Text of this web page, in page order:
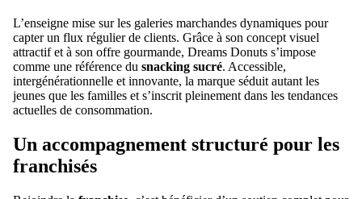
L’enseigne mise sur les galeries marchandes dynamiques pour
capter un flux régulier de clients. Grâce à son concept visuel
attractif et à son offre gourmande, Dreams Donuts s’impose
comme une référence du snacking sucré. Accessible,
intergénérationnelle et innovante, la marque séduit autant les
jeunes que les familles et s’inscrit pleinement dans les tendances
actuelles de consommation.
Un accompagnement structuré pour les
franchisés